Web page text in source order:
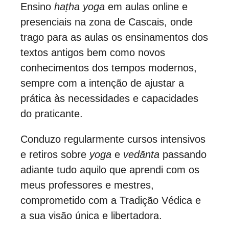
Ensino haṭha yoga em aulas online e
presenciais na zona de Cascais, onde
trago para as aulas os ensinamentos dos
textos antigos bem como novos
conhecimentos dos tempos modernos,
sempre com a intenção de ajustar a
prática às necessidades e capacidades
do praticante.
Conduzo regularmente cursos intensivos
e retiros sobre yoga e vedānta passando
adiante tudo aquilo que aprendi com os
meus professores e mestres,
comprometido com a Tradição Védica e
a sua visão única e libertadora.